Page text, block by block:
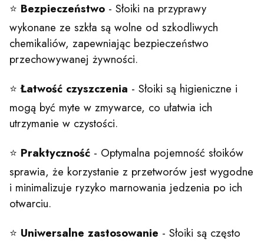
⭐ Bezpieczeństwo - Słoiki na przyprawy
wykonane ze szkła są wolne od szkodliwych
chemikaliów, zapewniając bezpieczeństwo
przechowywanej żywności.
⭐Łatwość czyszczenia - Słoiki są higieniczne i
mogą być myte w zmywarce, co ułatwia ich
utrzymanie w czystości.
⭐ Praktyczność - Optymalna pojemność słoików
sprawia, że korzystanie z przetworów jest wygodne
i minimalizuje ryzyko marnowania jedzenia po ich
otwarciu.
⭐ Uniwersalne zastosowanie - Słoiki są często